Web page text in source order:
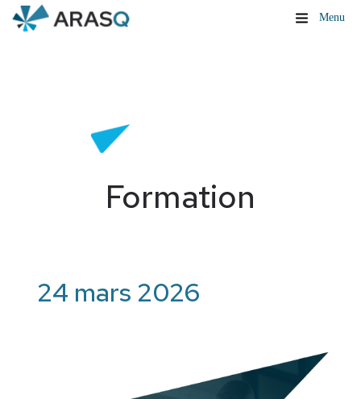
Menu
Formation
24 mars 2026